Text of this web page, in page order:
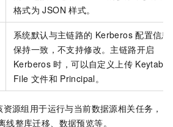
格式为 JSON 样式。
系统默认与主链路的 Kerberos 配置信息
保持一致，不支持修改。主链路开启
Kerberos 时，可以自定义上传 Keytab
File 文件和 Principal。
资源组用于运行与当前数据源相关任务，
线整库迁移、数据预览等。